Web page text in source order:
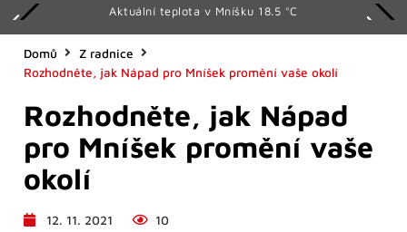
Aktuální teplota v Mníšku 18.5 °C
Domů
Z radnice
Rozhodněte, jak Nápad pro Mníšek promění vaše okolí
Rozhodněte, jak Nápad
pro Mníšek promění vaše
okolí
12. 11. 2021 10